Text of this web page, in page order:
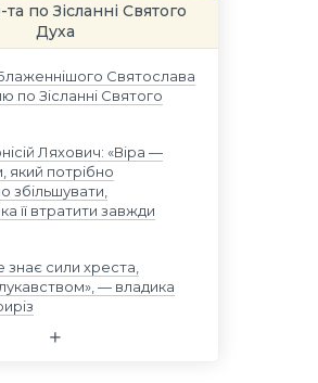
та по Зісланні Святого
Духа
Святослава
по Зісланні Святого
Ляхович: «Віра —
який потрібно
збільшувати,
її втратити завжди
знає сили хреста,
— владика